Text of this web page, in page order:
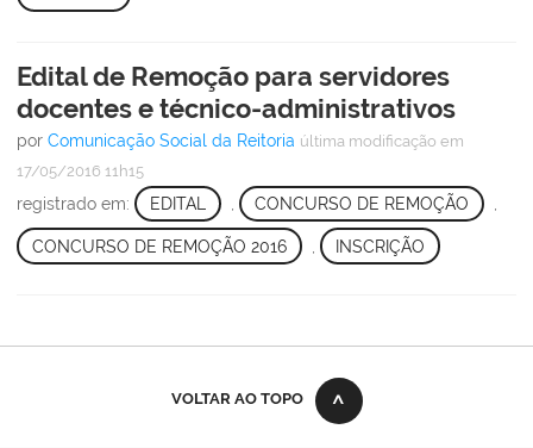
Edital de Remoção para servidores
docentes e técnico-administrativos
por Comunicação Social da Reitoria última modificação em
17/05/2016 11h15
registrado em: EDITAL CONCURSO DE REMOÇÃO
CONCURSO DE REMOÇÃO 2016 INSCRIÇÃO
VOLTAR AO TOPO